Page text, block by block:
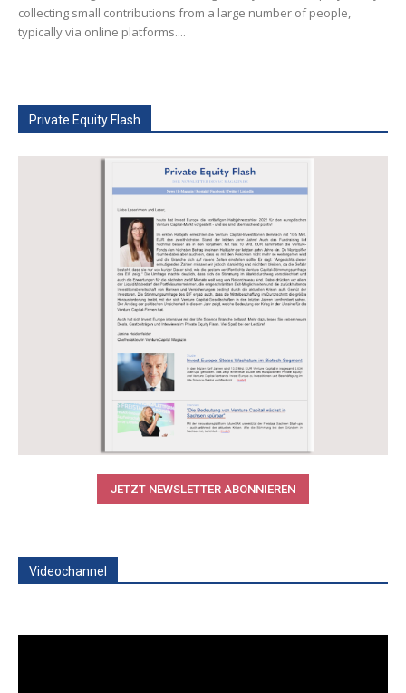
collecting small contributions from a large number of people,
typically via online platforms....
Private Equity Flash
JETZT NEWSLETTER ABONNIEREN
Videochannel